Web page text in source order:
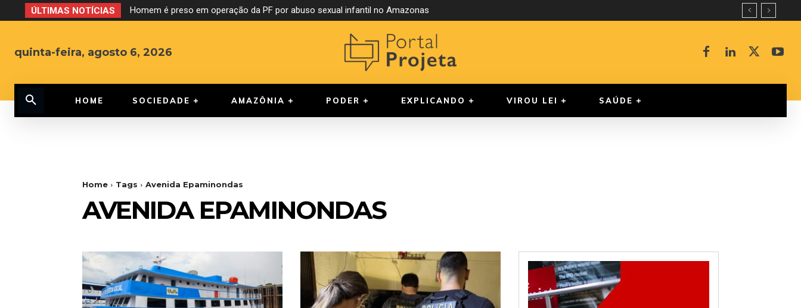
ÚLTIMAS NOTÍCIAS Homem é preso em operação da PF por abuso sexual infantil no Amazonas
quinta-feira, agosto 6, 2026
HOME SOCIEDADE AMAZÔNIA PODER EXPLICANDO VIROU LEI SAÚDE
Home Tags Avenida Epaminondas
AVENIDA EPAMINONDAS